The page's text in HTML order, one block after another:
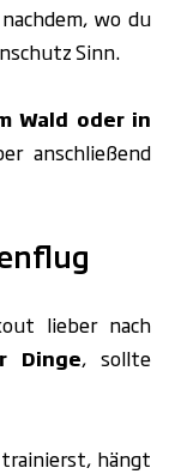
wo du
Sinn.
Wald oder in
anschließend
lieber nach
Dinge, sollte
hängt